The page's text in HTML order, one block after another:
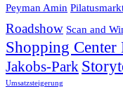
Peyman Amin
Roadshow Scan and
Shopping Center
Jakobs-Park
Umsatzsteigerung